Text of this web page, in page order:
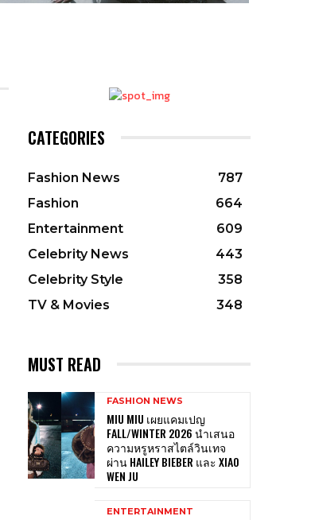
CATEGORIES
Fashion News
787
Fashion
664
Entertainment
609
Celebrity News
443
Celebrity Style
358
TV & Movies
348
MUST READ
FASHION NEWS
MIU MIU เผยแคมเปญ
FALL/WINTER 2026 นำเสนอ
ความหรูหราสไตล์วินเทจ
ผ่าน HAILEY BIEBER และ XIAO
WEN JU
ENTERTAINMENT